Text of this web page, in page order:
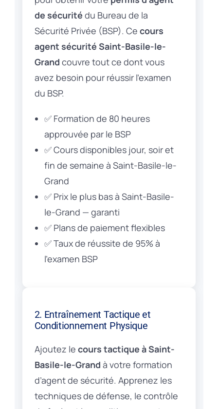
de sécurité du Bureau de la
Sécurité Privée (BSP). Ce cours
agent sécurité Saint-Basile-le-
Grand couvre tout ce dont vous
avez besoin pour réussir l’examen
du BSP.
✅ Formation de 80 heures
approuvée par le BSP
✅ Cours disponibles jour, soir et
fin de semaine à Saint-Basile-le-
Grand
✅ Prix le plus bas à Saint-Basile-
le-Grand — garanti
✅ Plans de paiement flexibles
✅ Taux de réussite de 95% à
l’examen BSP
2. Entraînement Tactique et
Conditionnement Physique
Ajoutez le cours tactique à Saint-
Basile-le-Grand à votre formation
d’agent de sécurité. Apprenez les
techniques de défense, le contrôle